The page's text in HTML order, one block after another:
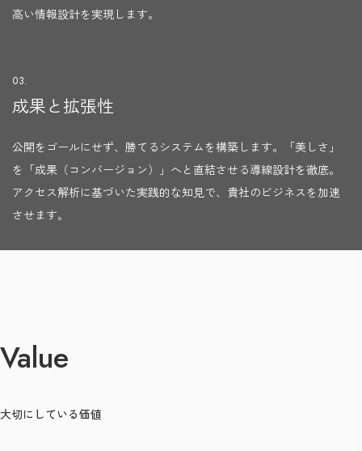
高い情報設計を実現します。
03.
成果と拡張性
公開をゴールにせず、勝てるシステムを構築します。「美しさ」
を「成果（コンバージョン）」へと直結させる導線設計を徹底。
アクセス解析に基づいた実践的な知見で、貴社のビジネスを加速
させます。
Value
大切にしている価値